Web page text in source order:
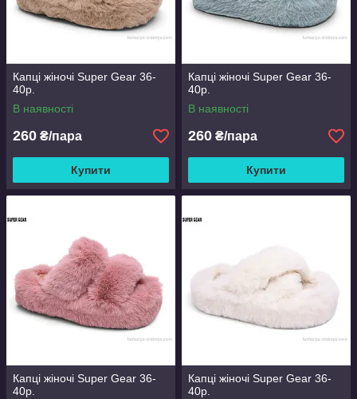
Капці жіночі Super Gear 36-
40р.
В наявності
260 ₴/пара
Купити
Капці жіночі Super Gear 36-
40р.
В наявності
260 ₴/пара
Купити
Капці жіночі Super Gear 36-
40р.
Капці жіночі Super Gear 36-
40р.